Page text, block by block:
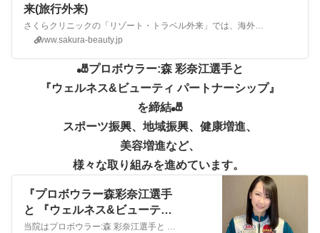
来(旅行外来)
さくらクリニックの「リゾート・トラベル外来」では、海外旅行時の各種予防接種や高山病予防薬処方を行っております。
www.sakura-beauty.jp
🎳プロボウラー:森 彩奈江選手と
『ウェルネス&ビューティ パートナーシップ』
を締結🎳
スポーツ振興、 地域振興、健康増進、
美容増進など、
様々な取り組みを進めています。
『プロボウラー森彩奈江選手
と 『ウェルネス&ビューティ
パートナーシップ』 を締結し当院はプロボウラー:森 彩奈江選手と 『ウェルネス&ビューティ パートナーシップ』を締結しました🎳 森彩奈江選手(明治大学文学部 フランス文学専攻卒業)と当…